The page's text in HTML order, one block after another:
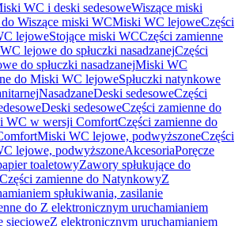
WC i deski sedesoweWiszące miski
Wiszące miski WCMiski WC lejoweCzęści
lejoweStojące miski WCCzęści zamienne
WC lejowe do spłuczki nasadzanejCzęści
do spłuczki nasadzanejMiski WC
do Miski WC lejoweSpłuczki natynkowe
NasadzaneDeski sedesoweCzęści
Deski sedesoweCzęści zamienne do
WC w wersji ComfortCzęści zamienne do
Miski WC lejowe, podwyższoneCzęści
lejowe, podwyższoneAkcesoriaPoręcze
toaletowyZawory spłukujące do
Części zamienne do NatynkowyZ
spłukiwania, zasilanie
do Z elektronicznym uruchamianiem
siecioweZ elektronicznym uruchamianiem